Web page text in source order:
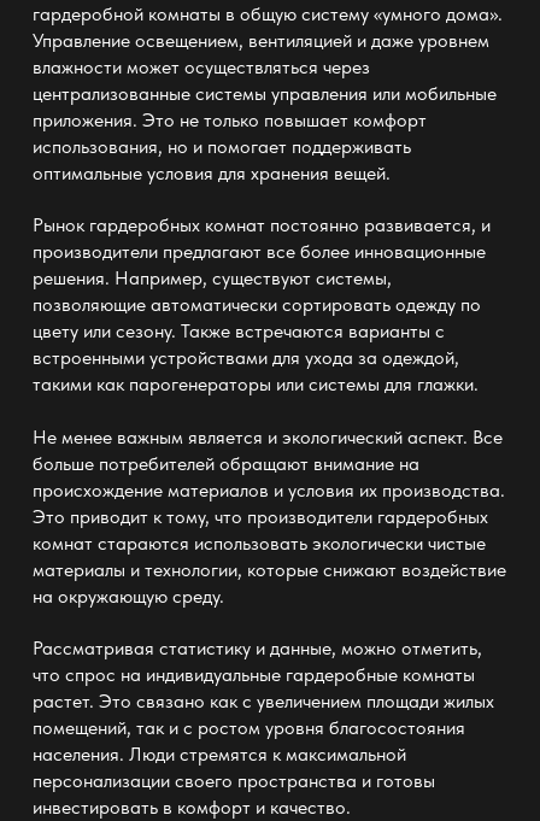
гардеробнойкомнаты в общую систему «умного дома».
Управление освещением, вентиляцией и даже уровнем
влажности может осуществляться через
централизованные системы управления или мобильные
приложения. Это не только повышает комфорт
использования, но и помогает поддерживать
оптимальные условия для хранения вещей.
Рынок гардеробныхкомнат постоянно развивается, и
производители предлагают все более инновационные
решения. Например, существуют системы,
позволяющие автоматически сортировать одежду по
цвету или сезону. Также встречаются варианты с
встроенными устройствами для ухода за одеждой,
такими как парогенераторы или системы для глажки.
Не менее важным является и экологический аспект. Все
больше потребителей обращают внимание на
происхождение материалов и условия их производства.
Это приводит к тому, что производители гардеробных
комнат стараются использовать экологически чистые
материалы и технологии, которые снижают воздействие
на окружающую среду.
Рассматривая статистику и данные, можно отметить,
что спрос на индивидуальные гардеробныекомнаты
растет. Это связано как с увеличением площади жилых
помещений, так и с ростом уровня благосостояния
населения. Люди стремятся кмаксимальной
персонализации своего пространства и готовы
инвестировать в комфорти качество.